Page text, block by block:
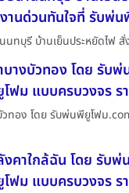
านด่วนทันใจที่ รับพ่
ทบุรี บ้านเย็นประหยัดไฟ
างบัวทอง โดย รับ
ฟม แบบครบวงจร ร
วทอง โดย รับพ่นพียูโฟม
คาใกล้ฉัน โดย รับ
ฟม แบบครบวงจร ร